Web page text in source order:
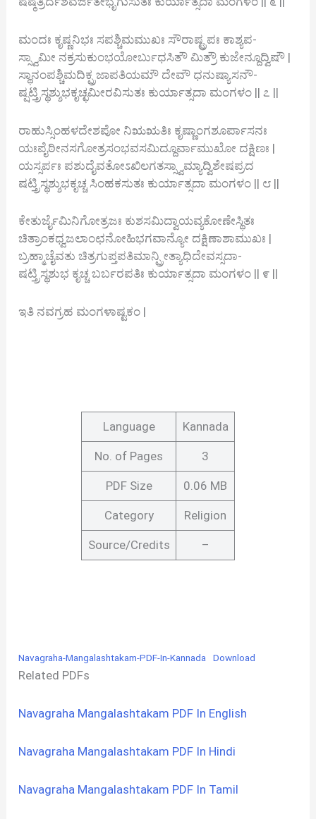
ಮಂದಃ ಕೃಷ್ಣನಿಭಃ ಸಪಶ್ಚಿಮಮುಖಃ ಸೌರಾಷ್ಟ್ರಪಃ ಕಾಶ್ಯಪ-
ಸ್ಸ್ವಾಮೀ ನಕ್ರಸುಕುಂಭಯೋರ್ಬುಧಸಿತೌ ಮಿತ್ರೌ ಕುಜೇನ್ದೂದ್ವಿಷೌ |
ಸ್ಥಾನಂಪಶ್ಚಿಮದಿಕ್ಪ್ರಜಾಪತಿಯಮೌ ದೇವೌ ಧನುಷ್ಯಾಸನೌ-
ಷ್ಷಟ್ತ್ರಿಸ್ಥಶ್ಶುಭಕೃಚ್ಛಮೀರವಿಸುತಃ ಕುರ್ಯಾತ್ಸದಾ ಮಂಗಳಂ || ೭ ||
ರಾಹುಸ್ಸಿಂಹಳದೇಶಪೋ ನಿಋಋತಿಃ ಕೃಷ್ಣಾಂಗಶೂರ್ಪಾಸನಃ
ಯಃಪೈಠೀನಸಗೋತ್ರಸಂಭವಸಮಿದ್ದೂರ್ವಾಮುಖೋ ದಕ್ಷಿಣಃ |
ಯಸ್ಸರ್ಪಃ ಪಶುದೈವತೋಽಖಿಲಗತಸ್ಸ್ವಾಮ್ಯಾದ್ವಿಶೇಷಪ್ರದ
ಷಟ್ತ್ರಿಸ್ಥಶ್ಶುಭಕೃಚ್ಚ ಸಿಂಹಕಸುತಃ ಕುರ್ಯಾತ್ಸದಾ ಮಂಗಳಂ || ೮ ||
ಕೇತುರ್ಜೈಮಿನಿಗೋತ್ರಜಃ ಕುಶಸಮಿದ್ವಾಯವ್ಯಕೋಣೇಸ್ಥಿತಃ
ಚಿತ್ರಾಂಕಧ್ವಜಲಾಂಛನೋಹಿಭಗವಾನ್ಯೋ ದಕ್ಷಿಣಾಶಾಮುಖಃ |
ಬ್ರಹ್ಮಾಚೈವತು ಚಿತ್ರಗುಪ್ತಪತಿಮಾನ್ಪ್ರೀತ್ಯಾಧಿದೇವಸ್ಸದಾ-
ಷಟ್ತ್ರಿಸ್ಥಶುಭ ಕೃಚ್ಚ ಬರ್ಬರಪತಿಃ ಕುರ್ಯಾತ್ಸದಾ ಮಂಗಳಂ || ೯ ||
ಇತಿ ನವಗ್ರಹ ಮಂಗಳಾಷ್ಟಕಂ |
Language Kannada
No. of Pages 3
PDF Size 0.06 MB
Category Religion
Source/Credits –
Navagraha-Mangalashtakam-PDF-In-Kannada Download
Related PDFs
Navagraha Mangalashtakam PDF In English
Navagraha Mangalashtakam PDF In Hindi
Navagraha Mangalashtakam PDF In Tamil